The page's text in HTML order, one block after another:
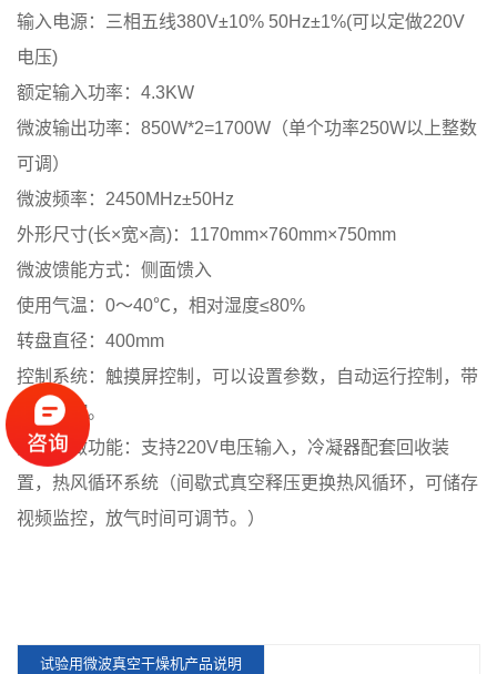
输入电源：三相五线380V±10% 50Hz±1%(可以定做220V
电压)
额定输入功率：4.3KW
微波输出功率：850W*2=1700W（单个功率250W以上整数
可调）
微波频率：2450MHz±50Hz
外形尺寸(长×宽×高)：1170mm×760mm×750mm
微波馈能方式：侧面馈入
使用气温：0～40℃，相对湿度≤80%
转盘直径：400mm
控制系统：触摸屏控制，可以设置参数，自动运行控制，带
视频监控。
其它定做功能：支持220V电压输入，冷凝器配套回收装
置，热风循环系统（间歇式真空释压更换热风循环，可储存
视频监控，放气时间可调节。）
试验用微波真空干燥机产品说明